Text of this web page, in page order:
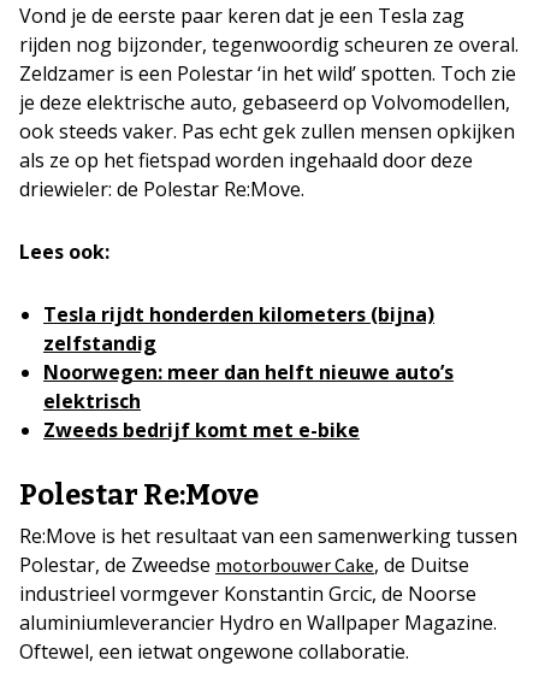
Vond je de eerste paar keren dat je een Tesla zag
rijden nog bijzonder, tegenwoordig scheuren ze overal.
Zeldzamer is een Polestar ‘in het wild’ spotten. Toch zie
je deze elektrische auto, gebaseerd op Volvomodellen,
ook steeds vaker. Pas echt gek zullen mensen opkijken
als ze op het fietspad worden ingehaald door deze
driewieler: de Polestar Re:Move.
Lees ook:
Tesla rijdt honderden kilometers (bijna)
zelfstandig
Noorwegen: meer dan helft nieuwe auto’s
elektrisch
Zweeds bedrijf komt met e-bike
Polestar Re:Move
Re:Move is het resultaat van een samenwerking tussen
Polestar, de Zweedse motorbouwer Cake, de Duitse
industrieel vormgever Konstantin Grcic, de Noorse
aluminiumleverancier Hydro en Wallpaper Magazine.
Oftewel, een ietwat ongewone collaboratie.